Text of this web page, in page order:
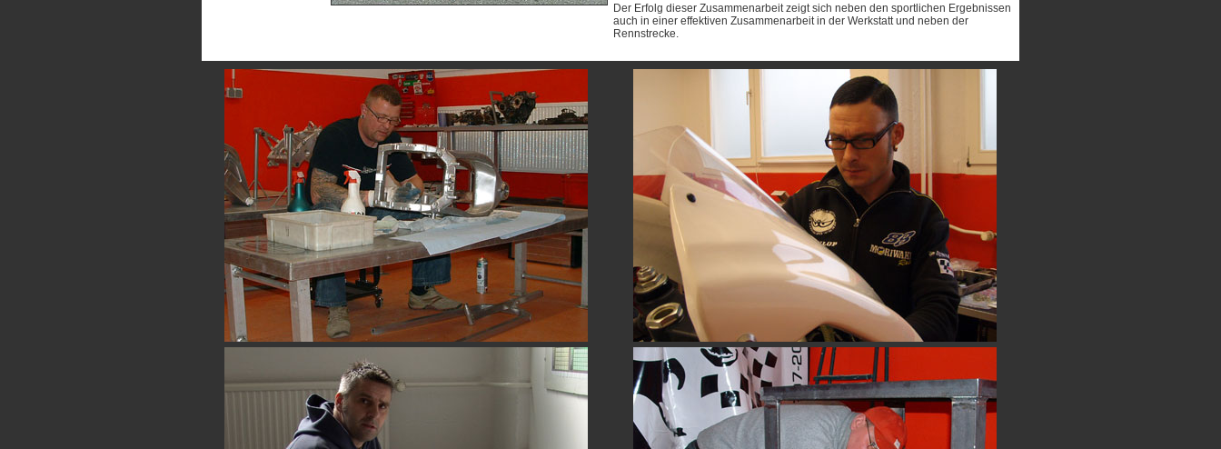
Der Erfolg dieser Zusammenarbeit zeigt sich neben den sportlichen Ergebnissen
auch in einer effektiven Zusammenarbeit in der Werkstatt und neben der
Rennstrecke.